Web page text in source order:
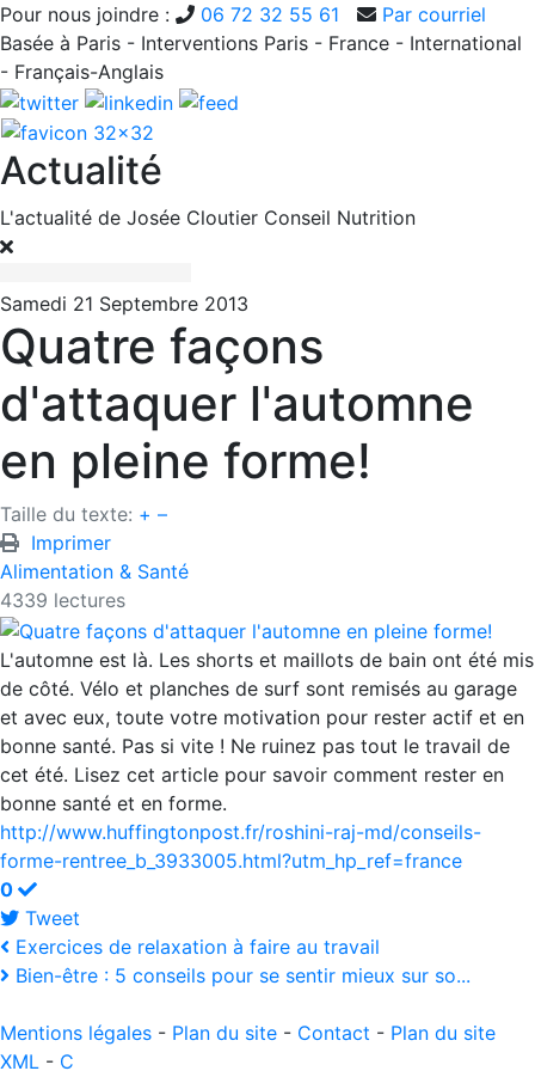
Pour nous joindre : 06 72 32 55 61
Par courriel
Basée à Paris - Interventions Paris - France - International
- Français-Anglais
Actualité
L'actualité de Josée Cloutier Conseil Nutrition
Samedi 21 Septembre 2013
Quatre façons
d'attaquer l'automne
en pleine forme!
Taille du texte: + –
Imprimer
Alimentation & Santé
4339 lectures
L'automne est là. Les shorts et maillots de bain ont été mis
de côté. Vélo et planches de surf sont remisés au garage
et avec eux, toute votre motivation pour rester actif et en
bonne santé. Pas si vite ! Ne ruinez pas tout le travail de
cet été. Lisez cet article pour savoir comment rester en
bonne santé et en forme.
http://www.huffingtonpost.fr/roshini-raj-md/conseils-
forme-rentree_b_3933005.html?utm_hp_ref=france
0
Tweet
pinterest
Exercices de relaxation à faire au travail
Bien-être : 5 conseils pour se sentir mieux sur so...
Mentions légales - Plan du site - Contact - Plan du site
XML - C